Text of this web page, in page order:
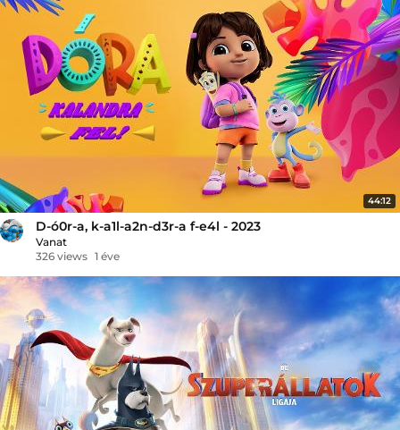
44:12
D-ó0r-a, k-a1l-a2n-d3r-a f-e4l - 2023
Vanat
326 views 1 éve